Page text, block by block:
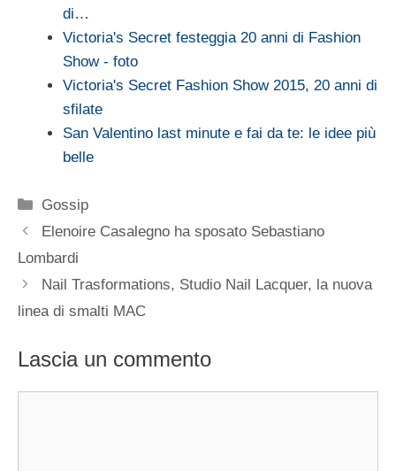
di…
Victoria's Secret festeggia 20 anni di Fashion
Show - foto
Victoria's Secret Fashion Show 2015, 20 anni di
sfilate
San Valentino last minute e fai da te: le idee più
belle
Categorie
Gossip
Elenoire Casalegno ha sposato Sebastiano
Lombardi
Nail Trasformations, Studio Nail Lacquer, la nuova
linea di smalti MAC
Lascia un commento